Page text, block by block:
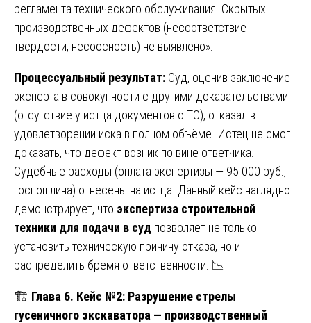
регламента технического обслуживания. Скрытых
производственных дефектов (несоответствие
твёрдости, несоосность) не выявлено».
Процессуальный результат: Суд, оценив заключение
эксперта в совокупности с другими доказательствами
(отсутствие у истца документов о ТО), отказал в
удовлетворении иска в полном объёме. Истец не смог
доказать, что дефект возник по вине ответчика.
Судебные расходы (оплата экспертизы — 95 000 руб.,
госпошлина) отнесены на истца. Данный кейс наглядно
демонстрирует, что экспертиза строительной
техники для подачи в суд позволяет не только
установить техническую причину отказа, но и
распределить бремя ответственности. 📉
🏗️ Глава 6. Кейс №2: Разрушение стрелы
гусеничного экскаватора — производственный